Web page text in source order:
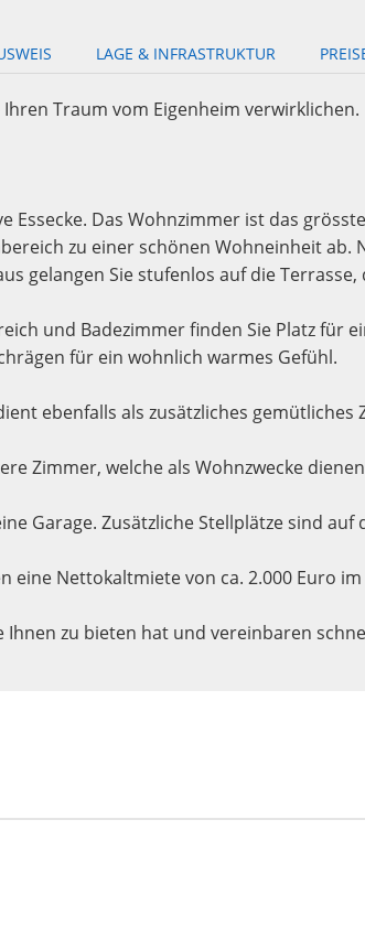
LAGE & INFRASTRUKTUR
Traum vom Eigenheim
Essecke. Das Wohnzimmer ist das
zu einer schönen Wohneinheit ab.
gelangen Sie stufenlos auf die
und Badezimmer finden Sie Platz für
für ein wohnlich warmes Gefühl.
ebenfalls als zusätzliches gemütliches
Zimmer, welche als Wohnzwecke
Garage. Zusätzliche Stellplätze sind
Nettokaltmiete von ca. 2.000 Euro
zu bieten hat und vereinbaren